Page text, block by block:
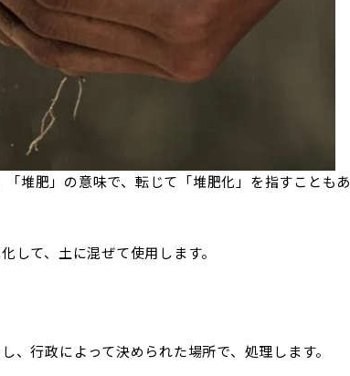
堆肥」の意味で、転じて「堆肥化」を指すこともあ
して、土に混ぜて使用します。
行政によって決められた場所で、処理します。